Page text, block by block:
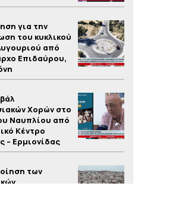
για την
του κυκλικού
από
Επιδαύρου,
Χορών στο
Ναυπλίου από
Κέντρο
– Ερμιονίδας
των